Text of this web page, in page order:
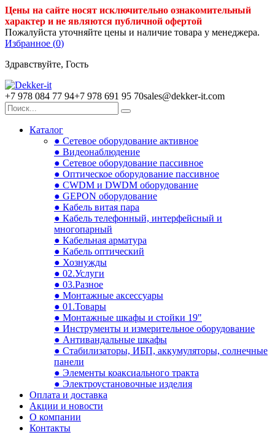
Цены на сайте носят исключительно ознакомительный
характер и не являются публичной офертой
Пожалуйста уточняйте цены и наличие товара у менеджера.
Избранное (0)
Здравствуйте, Гость
+7 978 084 77 94+7 978 691 95 70sales@dekker-it.com
Каталог
● Сетевое оборудование активное
● Видеонаблюдение
● Сетевое оборудование пассивное
● Оптическое оборудование пассивное
● CWDM и DWDM оборудование
● GEPON оборудование
● Кабель витая пара
● Кабель телефонный, интерфейсный и
многопарный
● Кабельная арматура
● Кабель оптический
● Хознужды
● 02.Услуги
● 03.Разное
● Монтажные аксессуары
● 01.Товары
● Монтажные шкафы и стойки 19"
● Инструменты и измерительное оборудование
● Антивандальные шкафы
● Стабилизаторы, ИБП, аккумуляторы, солнечные
панели
● Элементы коаксиального тракта
● Электроустановочные изделия
Оплата и доставка
Акции и новости
О компании
Контакты